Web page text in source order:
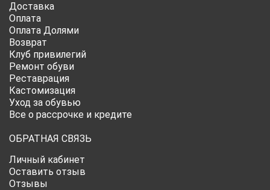
Доставка
Оплата
Оплата Долями
Возврат
Клуб привилегий
Ремонт обуви
Реставрация
Кастомизация
Уход за обувью
Все о рассрочке и кредите
ОБРАТНАЯ СВЯЗЬ
Личный кабинет
Оставить отзыв
Отзывы